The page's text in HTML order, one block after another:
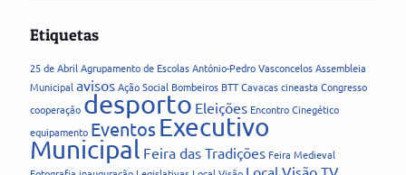
Etiquetas
25 de Abril Agrupamento de EscolasAntónio-Pedro VasconcelosAssembleia
Municipal avisosAção Social Bombeiros BTTCavacascineasta Congresso
cooperação desporto Eleições Encontro Cinegético
equipamento Eventos Executivo
Municipal Feira das Tradições Feira Medieval
Local Visão TV